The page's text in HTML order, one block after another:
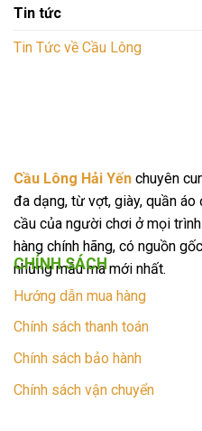
Tin tức
Tin Tức về Cầu Lông
Cầu Lông Hải Yến chuyên
đa dạng, từ vợt, giày, quần
cầu của người chơi ở mọi
hàng chính hãng, có nguồn
những mẫu mã mới nhất.
CHÍNH SÁCH
Hướng dẫn mua hàng
Chính sách thanh toán
Chính sách bảo hành
Chính sách vận chuyển